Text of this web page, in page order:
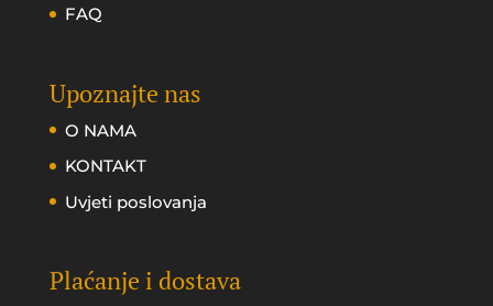
FAQ
Upoznajte nas
O NAMA
KONTAKT
Uvjeti poslovanja
Plaćanje i dostava